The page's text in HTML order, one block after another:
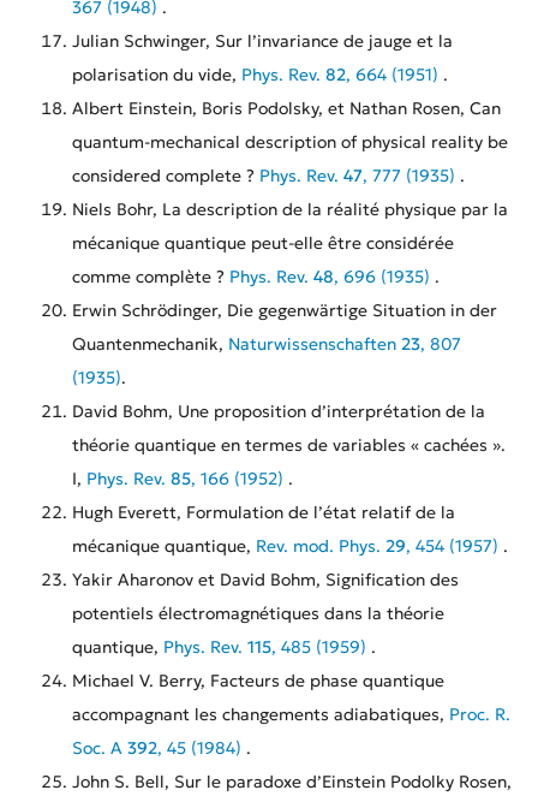
367 (1948) .
Julian Schwinger, Sur l’invariance de jauge et la
polarisation du vide, Phys. Rev. 82, 664 (1951) .
Albert Einstein, Boris Podolsky, et Nathan Rosen, Can
quantum-mechanical description of physical reality be
considered complete ? Phys. Rev. 47, 777 (1935) .
Niels Bohr, La description de la réalité physique par la
mécanique quantique peut-elle être considérée
comme complète ? Phys. Rev. 48, 696 (1935) .
Erwin Schrödinger, Die gegenwärtige Situation in der
Quantenmechanik, Naturwissenschaften 23, 807
(1935).
David Bohm, Une proposition d’interprétation de la
théorie quantique en termes de variables « cachées ».
I, Phys. Rev. 85, 166 (1952) .
Hugh Everett, Formulation de l’état relatif de la
mécanique quantique, Rev. mod. Phys. 29, 454 (1957) .
Yakir Aharonov et David Bohm, Signification des
potentiels électromagnétiques dans la théorie
quantique, Phys. Rev. 115, 485 (1959) .
Michael V. Berry, Facteurs de phase quantique
accompagnant les changements adiabatiques, Proc. R.
Soc. A 392, 45 (1984) .
John S. Bell, Sur le paradoxe d’Einstein Podolky Rosen,